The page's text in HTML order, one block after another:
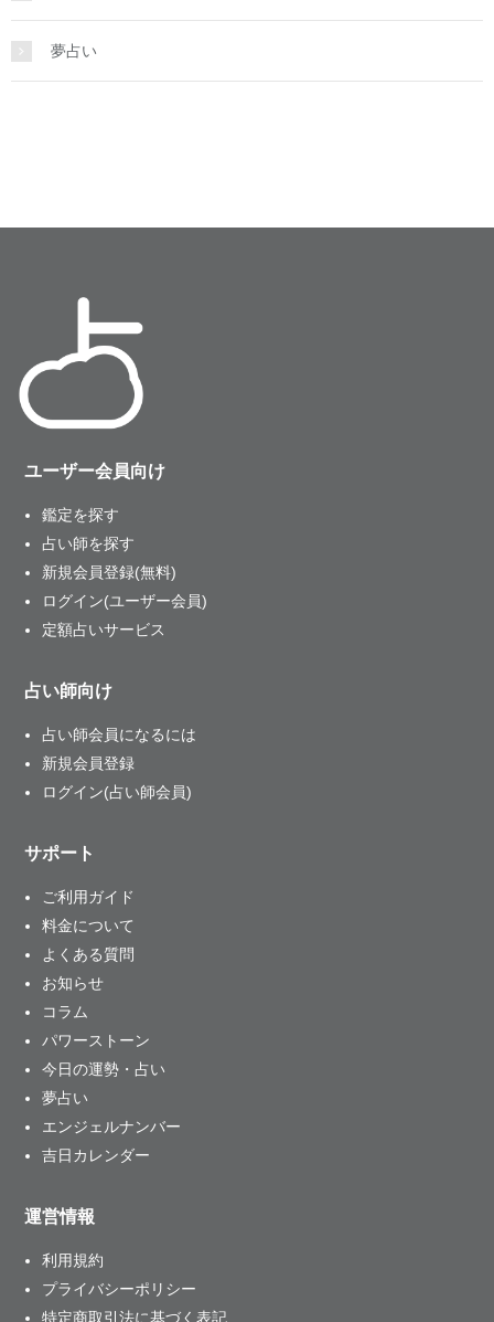
夢占い
ユーザー会員向け
鑑定を探す
占い師を探す
新規会員登録(無料)
ログイン(ユーザー会員)
定額占いサービス
占い師向け
占い師会員になるには
新規会員登録
ログイン(占い師会員)
サポート
ご利用ガイド
料金について
よくある質問
お知らせ
コラム
パワーストーン
今日の運勢・占い
夢占い
エンジェルナンバー
吉日カレンダー
運営情報
利用規約
プライバシーポリシー
特定商取引法に基づく表記